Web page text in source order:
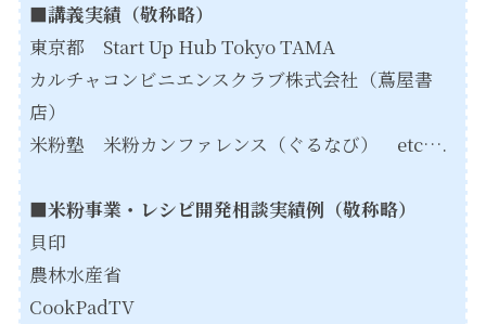
■講義実績（敬称略）
東京都 Start Up Hub Tokyo TAMA
カルチャコンビニエンスクラブ株式会社（蔦屋書
店）
米粉塾 米粉カンファレンス（ぐるなび） etc….
■米粉事業・レシピ開発相談実績例（敬称略）
貝印
農林水産省
CookPadTV